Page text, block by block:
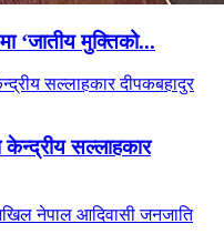
‘जातीय मुक्तिको...
केन्द्रीय सल्लाहकार